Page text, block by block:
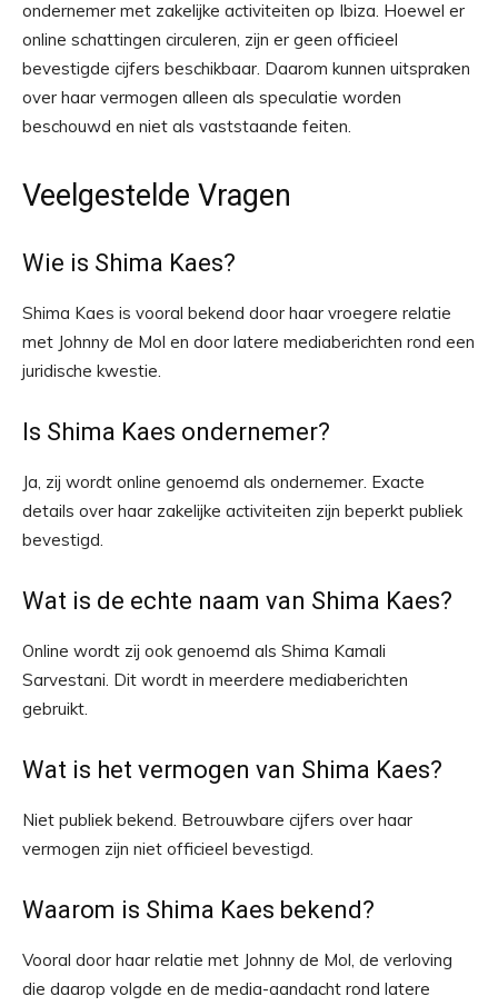
ondernemer met zakelijke activiteiten op Ibiza. Hoewel er
online schattingen circuleren, zijn er geen officieel
bevestigde cijfers beschikbaar. Daarom kunnen uitspraken
over haar vermogen alleen als speculatie worden
beschouwd en niet als vaststaande feiten.
Veelgestelde Vragen
Wie is Shima Kaes?
Shima Kaes is vooral bekend door haar vroegere relatie
met Johnny de Mol en door latere mediaberichten rond een
juridische kwestie.
Is Shima Kaes ondernemer?
Ja, zij wordt online genoemd als ondernemer. Exacte
details over haar zakelijke activiteiten zijn beperkt publiek
bevestigd.
Wat is de echte naam van Shima Kaes?
Online wordt zij ook genoemd als Shima Kamali
Sarvestani. Dit wordt in meerdere mediaberichten
gebruikt.
Wat is het vermogen van Shima Kaes?
Niet publiek bekend. Betrouwbare cijfers over haar
vermogen zijn niet officieel bevestigd.
Waarom is Shima Kaes bekend?
Vooral door haar relatie met Johnny de Mol, de verloving
die daarop volgde en de media-aandacht rond latere